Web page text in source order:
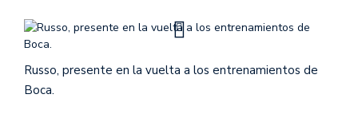
Russo, presente en la vuelta a los entrenamientos de
Boca.